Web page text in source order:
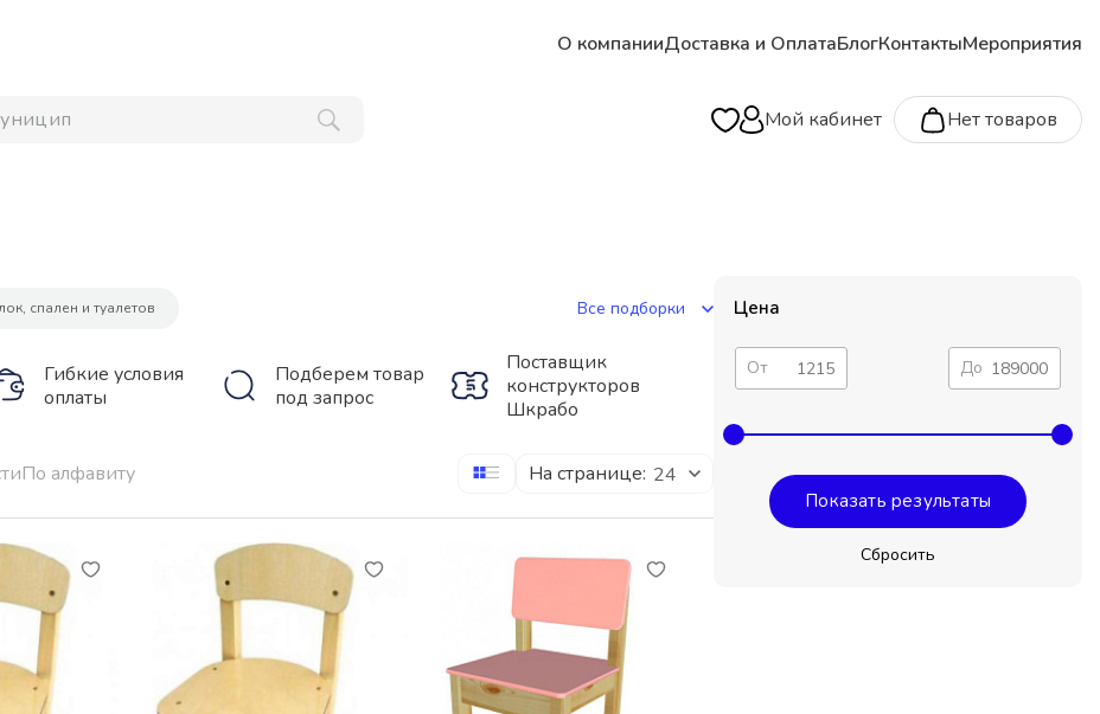
О компанииДоставка и ОплатаБлогКонтактыМероприятия
Мой кабинет Нет товаров
спален и туалетов Все подборки
Гибкие условия
оплаты
Подберем товар
под запрос
Поставщик
конструкторов
Шкрабо
По алфавиту На странице: 24
Цена
От До